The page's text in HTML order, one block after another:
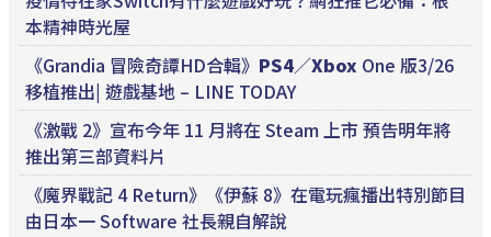
本精神時光屋
《Grandia 冒險奇譚HD合輯》 PS4／Xbox One 版3/26
移植推出| 遊戲基地 – LINE TODAY
《激戰 2》宣布今年 11 月將在 Steam 上市 預告明年將
推出第三部資料片
《魔界戰記 4 Return》《伊蘇 8》在電玩瘋播出特別節目
由日本一 Software 社長親自解說